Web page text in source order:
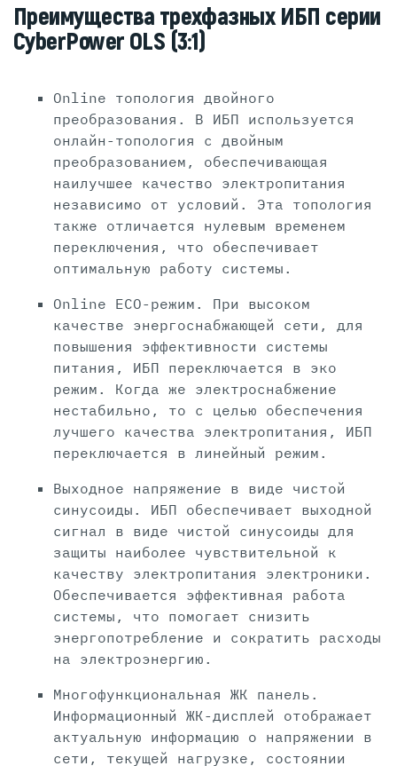
Преимущества трехфазных ИБП серии
CyberPower OLS (3:1)
Online топология двойного
преобразования. В ИБП используется
онлайн-топология с двойным
преобразованием, обеспечивающая
наилучшее качество электропитания
независимо от условий. Эта топология
также отличается нулевым временем
переключения, что обеспечивает
оптимальную работу системы.
Online ECO-режим. При высоком
качестве энергоснабжающей сети, для
повышения эффективности системы
питания, ИБП переключается в эко
режим. Когда же электроснабжение
нестабильно, то с целью обеспечения
лучшего качества электропитания, ИБП
переключается в линейный режим.
Выходное напряжение в виде чистой
синусоиды. ИБП обеспечивает выходной
сигнал в виде чистой синусоиды для
защиты наиболее чувствительной к
качеству электропитания электроники.
Обеспечивается эффективная работа
системы, что помогает снизить
энергопотребление и сократить расходы
на электроэнергию.
Многофункциональная ЖК панель.
Информационный ЖК-дисплей отображает
актуальную информацию о напряжении в
сети, текущей нагрузке, состоянии